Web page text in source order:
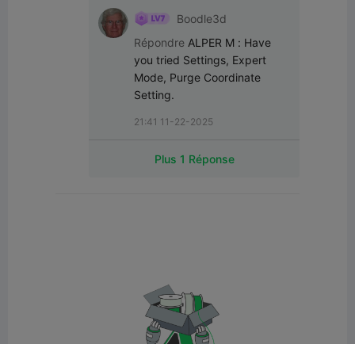
Boodle3d
Répondre ALPER M : Have
you tried Settings, Expert
Mode, Purge Coordinate
Setting.
21:41 11-22-2025
Plus 1 Réponse